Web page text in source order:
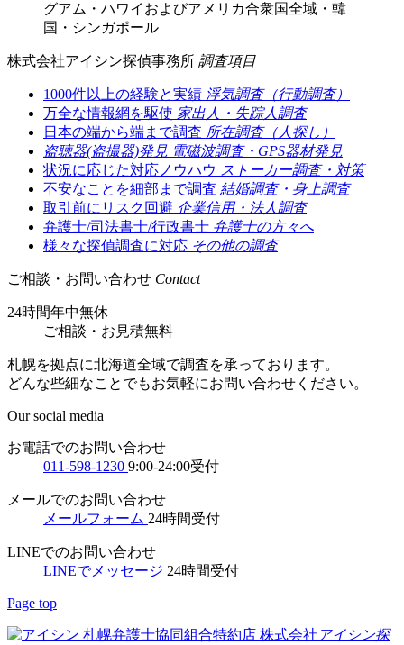
グアム・ハワイおよびアメリカ合衆国全域・韓
国・シンガポール
株式会社アイシン探偵事務所 調査項目
1000件以上の経験と実績 浮気調査（行動調査）
万全な情報網を駆使 家出人・失踪人調査
日本の端から端まで調査 所在調査（人探し）
盗聴器(盗撮器)発見 電磁波調査・GPS器材発見
状況に応じた対応ノウハウ ストーカー調査・対策
不安なことを細部まで調査 結婚調査・身上調査
取引前にリスク回避 企業信用・法人調査
弁護士/司法書士/行政書士 弁護士の方々へ
様々な探偵調査に対応 その他の調査
ご相談・お問い合わせ Contact
24時間年中無休
ご相談 ・ お見積無料
札幌を拠点に北海道全域で調査を承っております。
どんな些細なことでもお気軽にお問い合わせください。
Our social media
お電話でのお問い合わせ
011-598-1230 9:00-24:00受付
メールでのお問い合わせ
メールフォーム 24時間受付
LINEでのお問い合わせ
LINEでメッセージ 24時間受付
Page top
札幌弁護士協同組合特約店 株式会社 アイシン探